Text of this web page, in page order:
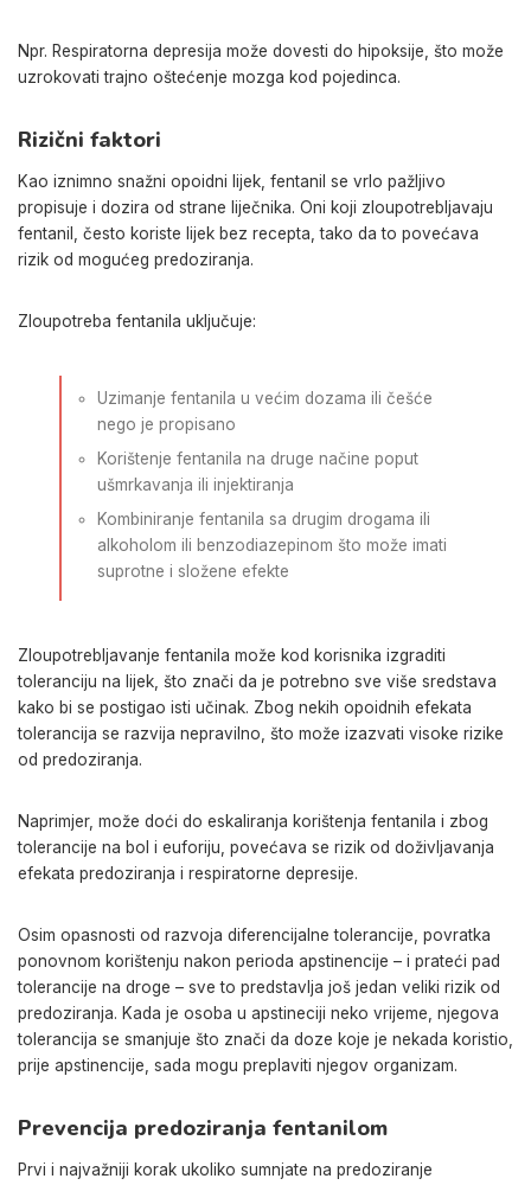
Npr. Respiratorna depresija može dovesti do hipoksije, što može
uzrokovati trajno oštećenje mozga kod pojedinca.
Rizični faktori
Kao iznimno snažni opoidni lijek, fentanil se vrlo pažljivo
propisuje i dozira od strane liječnika. Oni koji zloupotrebljavaju
fentanil, često koriste lijek bez recepta, tako da to povećava
rizik od mogućeg predoziranja.
Zloupotreba fentanila uključuje:
Uzimanje fentanila u većim dozama ili češće
nego je propisano
Korištenje fentanila na druge načine poput
ušmrkavanja ili injektiranja
Kombiniranje fentanila sa drugim drogama ili
alkoholom ili benzodiazepinom što može imati
suprotne i složene efekte
Zloupotrebljavanje fentanila može kod korisnika izgraditi
toleranciju na lijek, što znači da je potrebno sve više sredstava
kako bi se postigao isti učinak. Zbog nekih opoidnih efekata
tolerancija se razvija nepravilno, što može izazvati visoke rizike
od predoziranja.
Naprimjer, može doći do eskaliranja korištenja fentanila i zbog
tolerancije na bol i euforiju, povećava se rizik od doživljavanja
efekata predoziranja i respiratorne depresije.
Osim opasnosti od razvoja diferencijalne tolerancije, povratka
ponovnom korištenju nakon perioda apstinencije – i prateći pad
tolerancije na droge – sve to predstavlja još jedan veliki rizik od
predoziranja. Kada je osoba u apstineciji neko vrijeme, njegova
tolerancija se smanjuje što znači da doze koje je nekada koristio,
prije apstinencije, sada mogu preplaviti njegov organizam.
Prevencija predoziranja fentanilom
Prvi i najvažniji korak ukoliko sumnjate na predoziranje